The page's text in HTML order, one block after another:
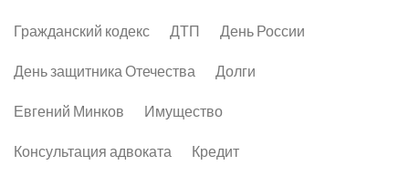
Гражданский кодекс ДТП День России
День защитника Отечества Долги
Евгений Минков Имущество
Консультация адвоката Кредит